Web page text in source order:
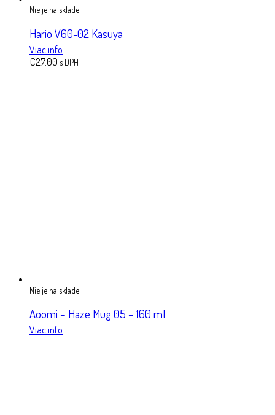
Nie je na sklade
Hario V60-02 Kasuya
Viac info
€27.00 s DPH
Nie je na sklade
Aoomi – Haze Mug 05 – 160 ml
Viac info